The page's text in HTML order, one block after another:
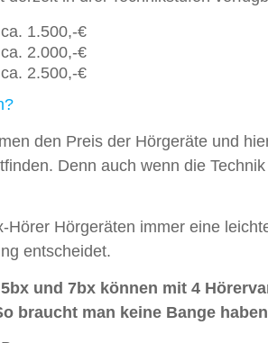
1.500,-€
2.000,-€
2.500,-€
den Preis der Hörgeräte und
Denn auch wenn die
Hörer Hörgeräten immer eine
entscheidet.
und 7bx können mit 4
braucht man keine Bange